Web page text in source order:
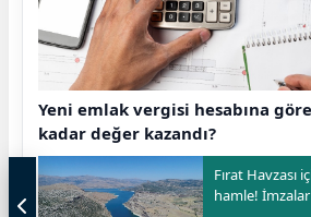
Yeni emlak vergisi hesabına
kadar değer kazandı?
Fırat Havzası
hamle! İmzalar